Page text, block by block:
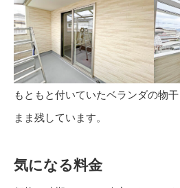
もともと付いていたベランダの物
まま残しています。
気になる料金